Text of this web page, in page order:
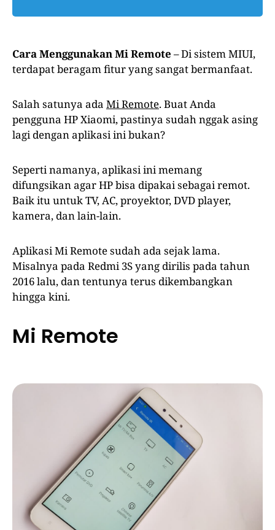
Cara Menggunakan Mi Remote – Di sistem MIUI,
terdapat beragam fitur yang sangat bermanfaat.
Salah satunya ada Mi Remote. Buat Anda
pengguna HP Xiaomi, pastinya sudah nggak asing
lagi dengan aplikasi ini bukan?
Seperti namanya, aplikasi ini memang
difungsikan agar HP bisa dipakai sebagai remot.
Baik itu untuk TV, AC, proyektor, DVD player,
kamera, dan lain-lain.
Aplikasi Mi Remote sudah ada sejak lama.
Misalnya pada Redmi 3S yang dirilis pada tahun
2016 lalu, dan tentunya terus dikembangkan
hingga kini.
Mi Remote